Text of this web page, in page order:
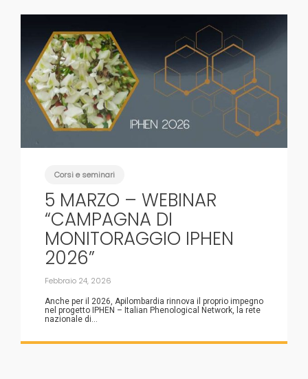
Corsi e seminari
5 MARZO – WEBINAR
“CAMPAGNA DI
MONITORAGGIO IPHEN
2026”
Febbraio 24, 2026
Anche per il 2026, Apilombardia rinnova il proprio impegno
nel progetto IPHEN – Italian Phenological Network, la rete
nazionale di...